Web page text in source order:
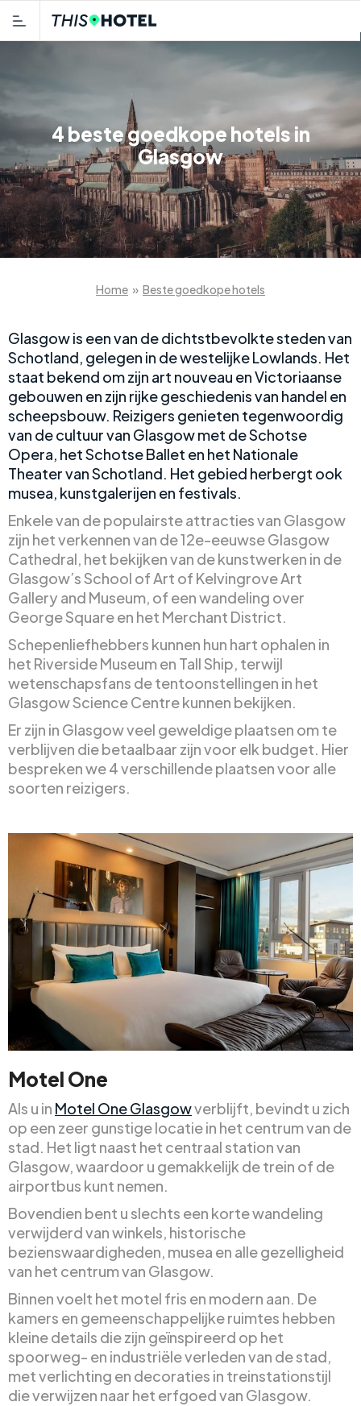
4 beste goedkope hotels in
Glasgow
Home » Beste goedkope hotels
Glasgow is een van de dichtstbevolkte steden van
Schotland, gelegen in de westelijke Lowlands. Het
staat bekend om zijn art nouveau en Victoriaanse
gebouwen en zijn rijke geschiedenis van handel en
scheepsbouw. Reizigers genieten tegenwoordig
van de cultuur van Glasgow met de Schotse
Opera, het Schotse Ballet en het Nationale
Theater van Schotland. Het gebied herbergt ook
musea, kunstgalerijen en festivals.
Enkele van de populairste attracties van Glasgow
zijn het verkennen van de 12e-eeuwse Glasgow
Cathedral, het bekijken van de kunstwerken in de
Glasgow’s School of Art of Kelvingrove Art
Gallery and Museum, of een wandeling over
George Square en het Merchant District.
Schepenliefhebbers kunnen hun hart ophalen in
het Riverside Museum en Tall Ship, terwijl
wetenschapsfans de tentoonstellingen in het
Glasgow Science Centre kunnen bekijken.
Er zijn in Glasgow veel geweldige plaatsen om te
verblijven die betaalbaar zijn voor elk budget. Hier
bespreken we 4 verschillende plaatsen voor alle
soorten reizigers.
Motel One
Als u in Motel One Glasgowverblijft, bevindt u zich
op een zeer gunstige locatie in het centrum van de
stad. Het ligt naast het centraal station van
Glasgow, waardoor u gemakkelijk de trein of de
airportbus kunt nemen.
Bovendien bent u slechts een korte wandeling
verwijderd van winkels, historische
bezienswaardigheden, musea en alle gezelligheid
van het centrum van Glasgow.
Binnen voelt het motel fris en modern aan. De
kamers en gemeenschappelijke ruimtes hebben
kleine details die zijn geïnspireerd op het
spoorweg- en industriële verleden van de stad,
met verlichting en decoraties in treinstationstijl
die verwijzen naar het erfgoed van Glasgow.